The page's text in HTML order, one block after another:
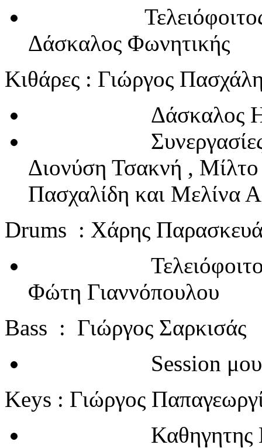
Τελειόφοιτος
Δάσκαλος Φωνητικής
Κιθάρες : Γιώργος
Δάσκαλος
Συνεργασίες με
Διονύση
Πασχαλίδη και Μελίνα
Drums : Χάρης
Τελειόφοιτος
Φώτη Γιαννόπουλου
Bass : Γιώργος Σαρκισάς
Session
Keys : Γιώργος
Καθηγητης